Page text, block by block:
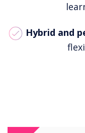
Hybrid and